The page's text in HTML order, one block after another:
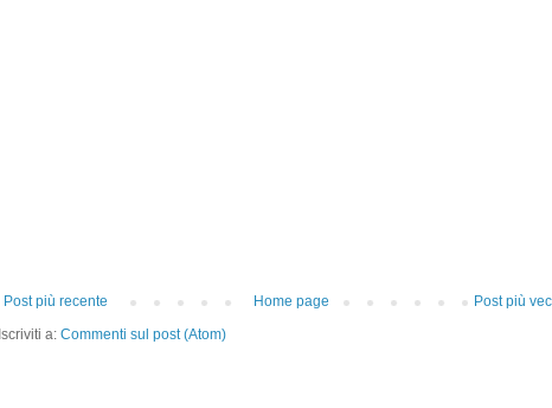
Post più recente Post più
Home page
Iscriviti a: Commenti sul post (Atom)